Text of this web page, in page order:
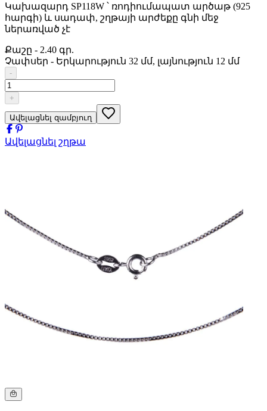
Կախազարդ SP118W ՝ ռոդիումապատ արծաթ (925
հարգի) և սադափ, շղթայի արժեքը գնի մեջ
ներառված չէ
Քաշը - 2.40 գր.
Չափսեր - Երկարություն 32 մմ, լայնություն 12 մմ
-
+
Ավելացնել զամբյուղ
Ավելացնել շղթա